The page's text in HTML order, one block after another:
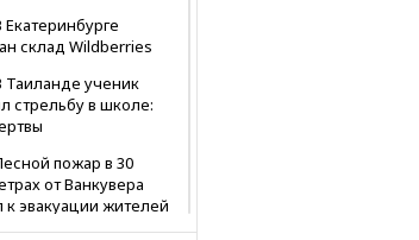
Екатеринбурге
склад Wildberries
Таиланде ученик
стрельбу в школе:
пожар в 30
от Ванкувера
к эвакуации жителей